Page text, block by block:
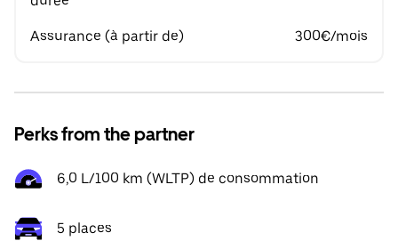
Assurance (à partir de) 300€/mois
Perks from the partner
6,0 L/100 km (WLTP) de consommation
5 places